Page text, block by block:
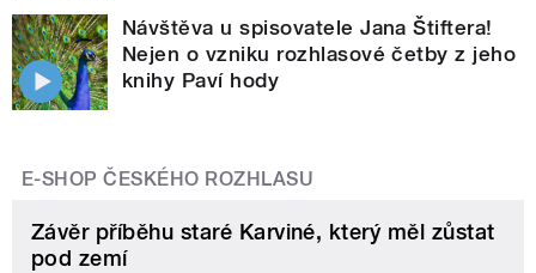
Návštěva u spisovatele Jana Štiftera!
Nejen o vzniku rozhlasové četby z jeho
knihy Paví hody
E-SHOP ČESKÉHO ROZHLASU
Závěr příběhu staré Karviné, který měl zůstat
pod zemí